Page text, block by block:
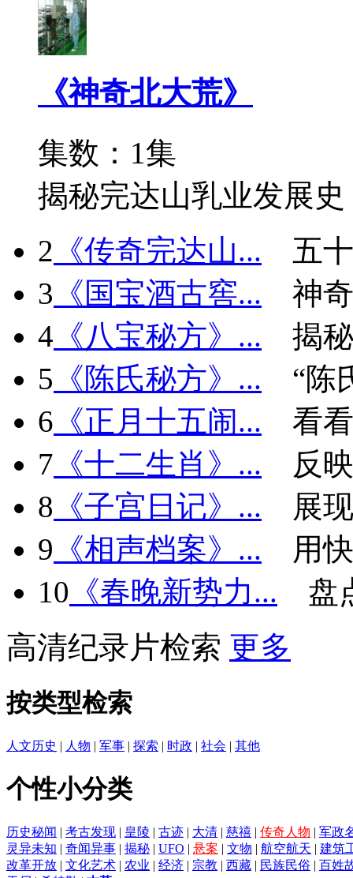
《神奇北大荒》
集数：1集
揭秘完达山乳业发展史
2 《传奇完达山...
五
3 《国宝酒古窖...
神
4 《八宝秘方》...
揭
5 《陈氏秘方》...
“陈
6 《正月十五闹...
看
7 《十二生肖》...
反
8 《子宫日记》...
展
9 《相声档案》...
用
10 《春晚新势力...
盘
高清纪录片检索 更多
按类型检索
人文历史 | 人物 | 军事 | 探索 | 时政 | 社会 | 其他
个性小分类
历史秘闻 | 考古发现 | 皇陵 | 古迹 | 大清 | 慈禧 | 传奇人物 | 军政
灵异未知 | 奇闻异事 | 揭秘 | UFO | 悬案 | 文物 | 航空航天 | 建筑
改革开放 | 文化艺术 | 农业 | 经济 | 宗教 | 西藏 | 民族民俗 | 百姓